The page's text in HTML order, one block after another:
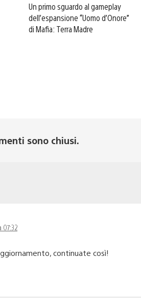
Un primo sguardo al gameplay
dell’espansione “Uomo d’Onore”
di Mafia: Terra Madre
sono chiusi.
07:32
continuate così!